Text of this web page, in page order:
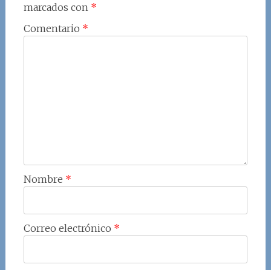
marcados con *
Comentario *
Nombre *
Correo electrónico *